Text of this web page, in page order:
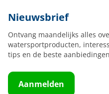
Nieuwsbrief
Ontvang maandelijks alles
watersportproducten,
tips en de beste
Aanmelden